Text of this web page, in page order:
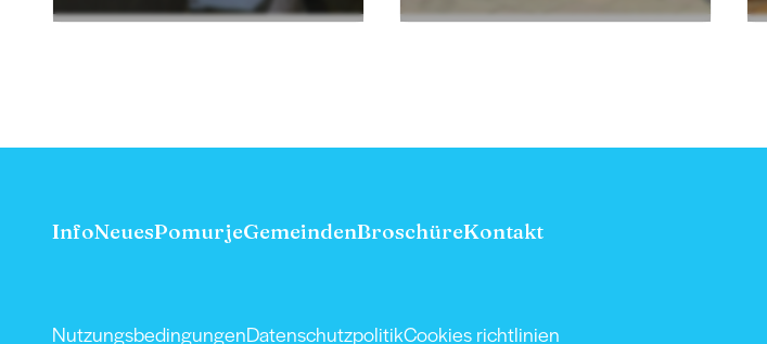
InfoNeuesPomurjeGemeindenBroschüreKontakt
NutzungsbedingungenDatenschutzpolitikCookies richtlinien